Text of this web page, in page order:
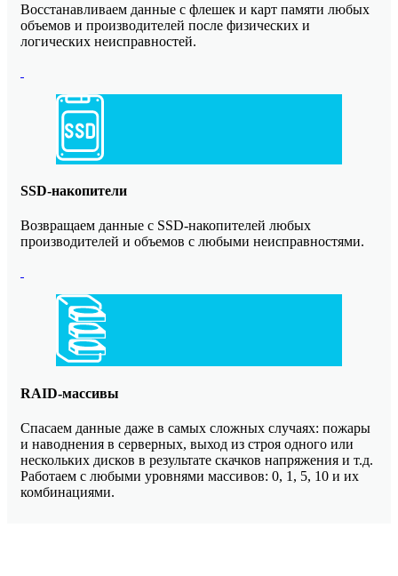
Восстанавливаем данные с флешек и карт памяти любых
объемов и производителей после физических и
логических неисправностей.
SSD-накопители
Возвращаем данные с SSD-накопителей любых
производителей и объемов с любыми неисправностями.
RAID-массивы
Спасаем данные даже в самых сложных случаях: пожары
и наводнения в серверных, выход из строя одного или
нескольких дисков в результате скачков напряжения и т.д.
Работаем с любыми уровнями массивов: 0, 1, 5, 10 и их
комбинациями.